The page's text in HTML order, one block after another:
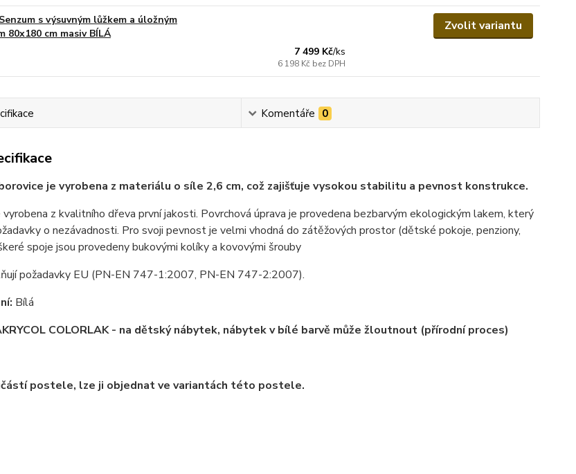
s výsuvným lůžkem a úložným
80x180 cm masiv BÍLÁ
7 499 Kč/ks
6 198 Kč bez DPH
Zvolit variantu
Komentáře 0
je vyrobena z materiálu o síle 2,6 cm, což zajišťuje vysokou stabilitu a pevnost konstrukce.
z kvalitního dřeva první jakosti. Povrchová úprava je provedena bezbarvým ekologickým lakem, který
o nezávadnosti. Pro svoji pevnost je velmi vhodná do zátěžových prostor (dětské pokoje, penziony,
spoje jsou provedeny bukovými kolíky a kovovými šrouby
požadavky EU (PN-EN 747-1:2007, PN-EN 747-2:2007).
Bílá
COLORLAK - na dětský nábytek, nábytek v bílé barvě může žloutnout (přírodní proces)
postele, lze ji objednat ve variantách této postele.